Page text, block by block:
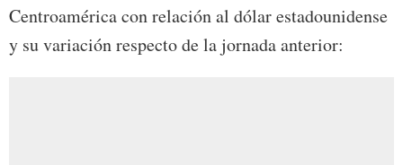
Centroamérica con relación al dólar estadounidense
y su variación respecto de la jornada anterior: